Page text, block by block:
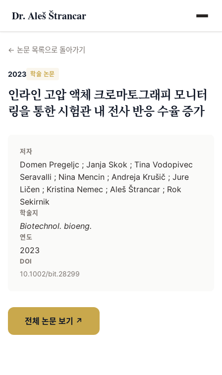
Dr. Aleš Štrancar
← 논문 목록으로 돌아가기
2023 학술 논문
인라인 고압 액체 크로마토그래피 모니터
링을 통한 시험관 내 전사 반응 수율 증가
저자
Domen Pregeljc ; Janja Skok ; Tina Vodopivec
Seravalli ; Nina Mencin ; Andreja Krušič ; Jure
Ličen ; Kristina Nemec ; Aleš Štrancar ; Rok
Sekirnik
학술지
Biotechnol. bioeng.
연도
2023
DOI
10.1002/bit.28299
전체 논문 보기 ↗